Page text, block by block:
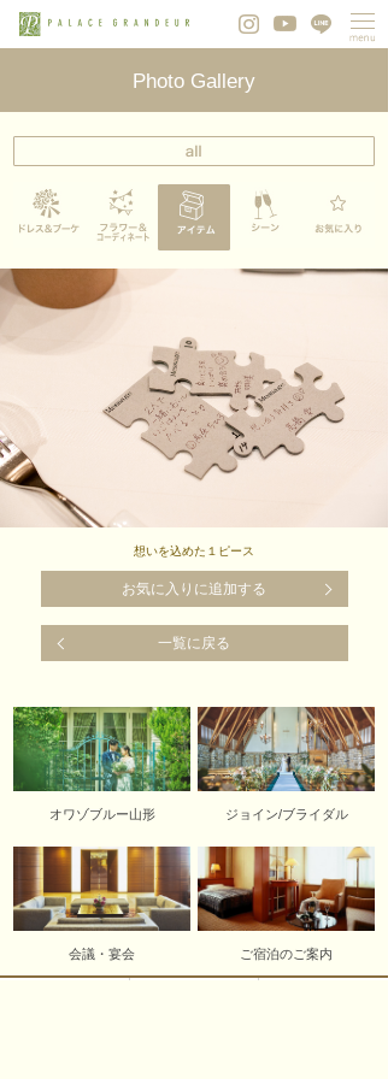
Photo Gallery
想いを込めた１ピース
お気に入りに追加する
一覧に戻る
オワゾブルー山形 ジョイン/ブライダル
会議・宴会 ご宿泊のご案内